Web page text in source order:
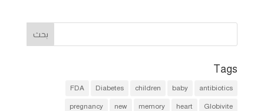
Tags
antibiotics
baby
children
Diabetes
FDA
Globivite
heart
memory
new
pregnancy